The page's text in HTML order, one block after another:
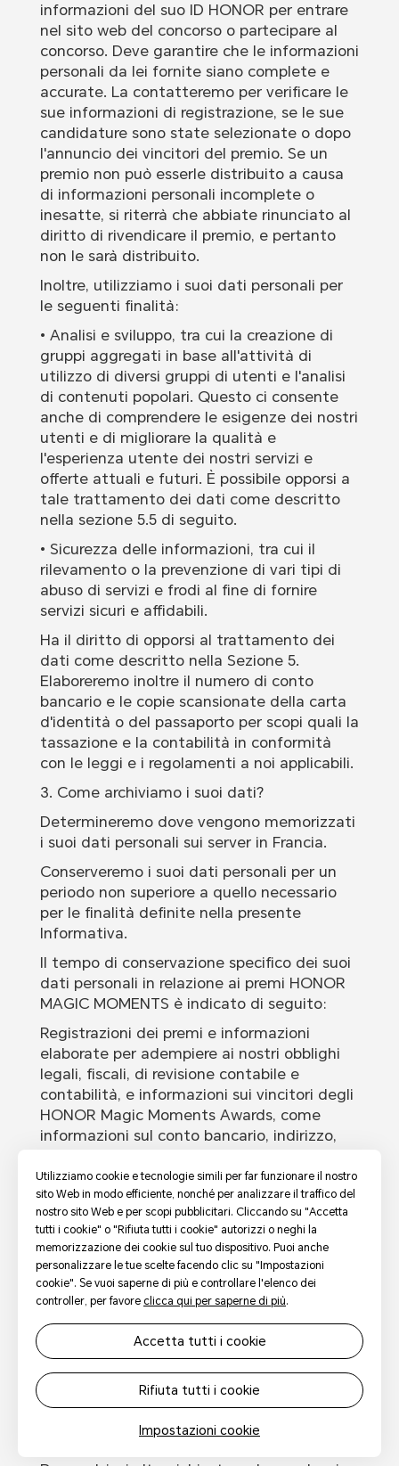
Utilizziamo cookie e tecnologie simili per far funzionare il nostro
sito Web in modo efficiente, nonché per analizzare il traffico del
nostro sito Web e per scopi pubblicitari. Cliccando su "Accetta
tutti i cookie" o "Rifiuta tutti i cookie" autorizzi o neghi la
memorizzazione dei cookie sul tuo dispositivo. Puoi anche
personalizzare le tue scelte facendo clic su "Impostazioni
cookie". Se vuoi saperne di più e controllare l'elenco dei
controller, per favore clicca qui per saperne di più.
impostazioni cookie
rifiuta tutti i cookie
accetta tutti i cookie
informazioni del suo ID HONOR per entrare
nel sito web del concorso o partecipare al
concorso. Deve garantire che le informazioni
personali da lei fornite siano complete e
accurate. La contatteremo per verificare le
sue informazioni di registrazione, se le sue
candidature sono state selezionate o dopo
l'annuncio dei vincitori del premio. Se un
premio non può esserle distribuito a causa
di informazioni personali incomplete o
inesatte, si riterrà che abbiate rinunciato al
diritto di rivendicare il premio, e pertanto
non le sarà distribuito.
Inoltre, utilizziamo i suoi dati personali per
le seguenti finalità:
• Analisi e sviluppo, tra cui la creazione di
gruppi aggregati in base all'attività di
utilizzo di diversi gruppi di utenti e l'analisi
di contenuti popolari. Questo ci consente
anche di comprendere le esigenze dei nostri
utenti e di migliorare la qualità e
l'esperienza utente dei nostri servizi e
offerte attuali e futuri. È possibile opporsi a
tale trattamento dei dati come descritto
nella sezione 5.5 di seguito.
• Sicurezza delle informazioni, tra cui il
rilevamento o la prevenzione di vari tipi di
abuso di servizi e frodi al fine di fornire
servizi sicuri e affidabili.
Ha il diritto di opporsi al trattamento dei
dati come descritto nella Sezione 5.
Elaboreremo inoltre il numero di conto
bancario e le copie scansionate della carta
d'identità o del passaporto per scopi quali la
tassazione e la contabilità in conformità
con le leggi e i regolamenti a noi applicabili.
3. Come archiviamo i suoi dati?
Determineremo dove vengono memorizzati
i suoi dati personali sui server in Francia.
Conserveremo i suoi dati personali per un
periodo non superiore a quello necessario
per le finalità definite nella presente
Informativa.
Il tempo di conservazione specifico dei suoi
dati personali in relazione ai premi HONOR
MAGIC MOMENTS è indicato di seguito:
Registrazioni dei premi e informazioni
elaborate per adempiere ai nostri obblighi
legali, fiscali, di revisione contabile e
contabilità, e informazioni sui vincitori degli
HONOR Magic Moments Awards, come
informazioni sul conto bancario, indirizzo,
carta d'identità o del passaporto per tre [3]
anni.
Voci inviate (come sesso, fascia d'età,
paese, immagini di introduzione e video)
per due [2] anni dalla fine dei premi HONOR
MAGIC MOMENTS o fino a quando non avrà
cancellato le voci da solo. Le iscrizioni che
hanno ricevuto un premio saranno
memorizzate, se non diversamente
richiesto da leggi e regolamenti.
Le informazioni di contatto dei partecipanti
MAGIC MOMENTS.